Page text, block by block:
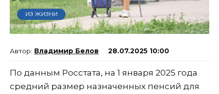
ИЗ ЖИЗНИ
Владимир Белов 28.07.2025 10:00
По данным Росстата, на 1 января 2025 года
средний размер назначенных пенсий для